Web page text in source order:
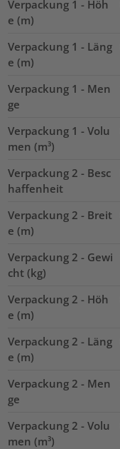
Verpackung 1 - Höh
e (m)
Verpackung 1 - Läng
e (m)
Verpackung 1 - Men
ge
Verpackung 1 - Volu
men (m³)
Verpackung 2 - Besc
haffenheit
Verpackung 2 - Breit
e (m)
Verpackung 2 - Gewi
cht (kg)
Verpackung 2 - Höh
e (m)
Verpackung 2 - Läng
e (m)
Verpackung 2 - Men
ge
Verpackung 2 - Volu
men (m³)